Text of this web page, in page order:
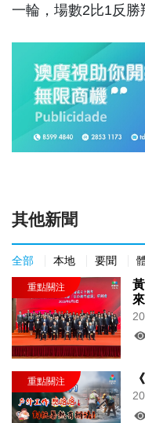
一輪，場數2比1反勝
其他新聞
全部 本地 要聞